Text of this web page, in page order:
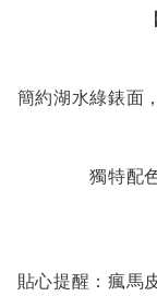
簡約湖水綠錶面
獨特配
貼心提醒：瘋馬